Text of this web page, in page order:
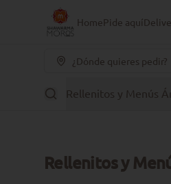
HomePide aquí
¿Dónde quieres pedir?
Rellenitos y Menús
Rellenitos y